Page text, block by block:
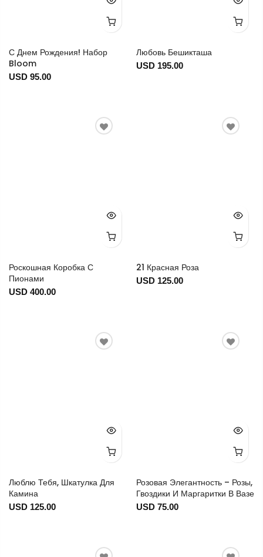
С Днем Рождения! Набор
Bloom
USD 95.00
Любовь Бешикташа
USD 195.00
Роскошная Коробка С
Пионами
USD 400.00
21 Красная Роза
USD 125.00
Люблю Тебя, Шкатулка Для
Камина
USD 125.00
Розовая Элегантность – Розы,
Гвоздики И Маргаритки В Вазе
USD 75.00